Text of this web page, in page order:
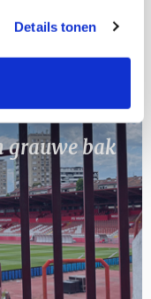
Details tonen
grauwe bak